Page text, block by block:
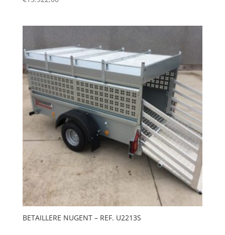
BETAILLERE NUGENT – REF. U2213S